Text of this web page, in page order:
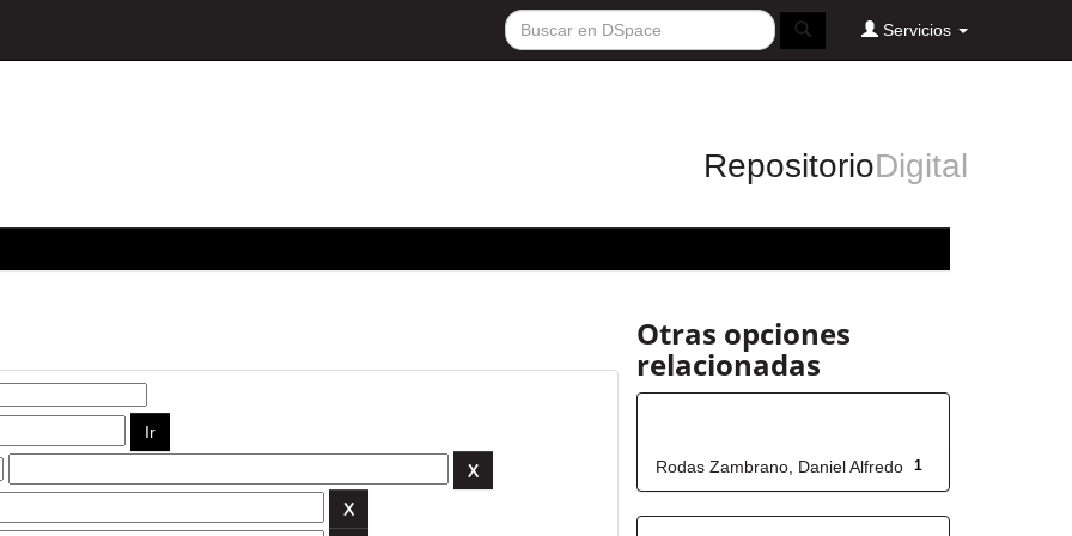
Servicios
RepositorioDigital
Otras opciones
relacionadas
1
Rodas Zambrano, Daniel Alfredo